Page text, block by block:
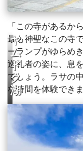
「この寺があるか
最も神聖なこの寺
ーランプがゆらめ
巡礼者の姿に、息
でしょう。ラサの
な時間を体験できま
ヤ
ム
ド
ク
湖